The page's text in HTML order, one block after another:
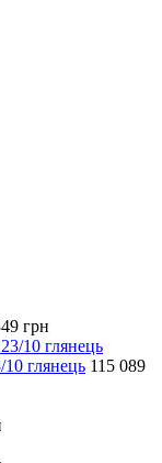
грн
глянець 115 089